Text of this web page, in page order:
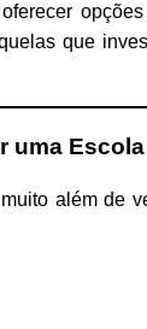
que
uma
além de